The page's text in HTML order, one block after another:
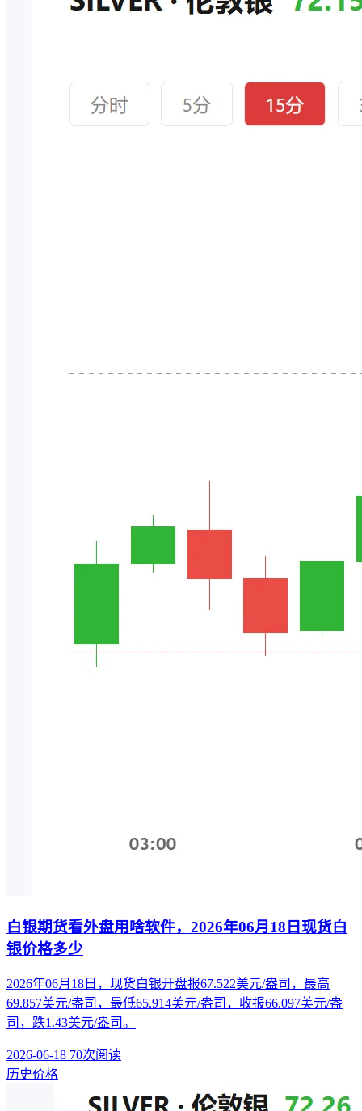
白银期货看外盘用啥软件，2026年06月18日现货白
银价格多少
2026年06月18日，现货白银开盘报67.522美元/盎司，最高
69.857美元/盎司，最低65.914美元/盎司，收报66.097美元/盎
司，跌1.43美元/盎司。
2026-06-18 70次阅读
历史价格